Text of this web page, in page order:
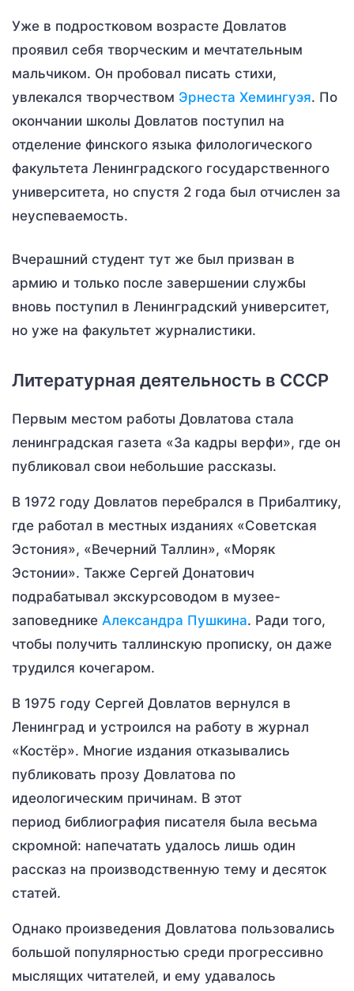
Уже в подростковом возрасте Довлатов
проявил себя творческим и мечтательным
мальчиком. Он пробовал писать стихи,
увлекался творчеством Эрнеста Хемингуэя. По
окончании школы Довлатов поступил на
отделение финского языка филологического
факультета Ленинградского государственного
университета, но спустя 2 года был отчислен за
неуспеваемость.
Вчерашний студент тут же был призван в
армию и только после завершении службы
вновь поступил в Ленинградский университет,
но уже на факультет журналистики.
Литературная деятельность в СССР
Первым местом работы Довлатова стала
ленинградская газета «За кадры верфи», где он
публиковал свои небольшие рассказы.
В 1972 году Довлатов перебрался в Прибалтику,
где работал в местных изданиях «Советская
Эстония», «Вечерний Таллин», «Моряк
Эстонии». Также Сергей Донатович
подрабатывал экскурсоводом в музее-
заповеднике Александра Пушкина. Ради того,
чтобы получить таллинскую прописку, он даже
трудился кочегаром.
В 1975 году Сергей Довлатов вернулся в
Ленинград и устроился на работу в журнал
«Костёр». Многие издания отказывались
публиковать прозу Довлатова по
идеологическим причинам. В этот
период библиография писателя была весьма
скромной: напечатать удалось лишь один
рассказ на производственную тему и десяток
статей.
Однако произведения Довлатова пользовались
большой популярностью среди прогрессивно
мыслящих читателей, и ему удавалось